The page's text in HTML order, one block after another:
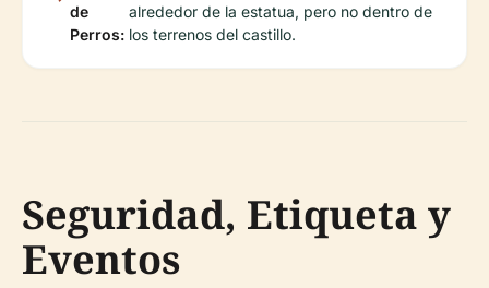
de
Perros:
alrededor de la estatua, pero no dentro de
los terrenos del castillo.
Seguridad, Etiqueta y
Eventos